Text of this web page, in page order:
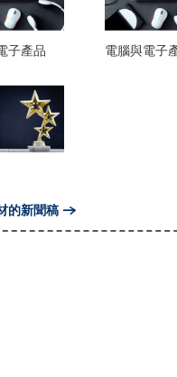
子產品 電腦與電子
的新聞稿